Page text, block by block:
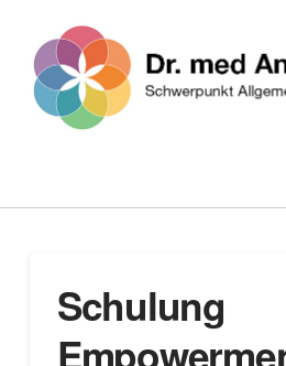
Schulung